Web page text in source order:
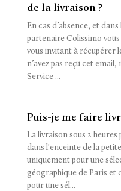
de la livraison ?
En cas d’absence, et
partenaire Colissimo
vous invitant à récupérer
n’avez pas reçu cet
Service ...
Puis-je me faire
La livraison sous 2
dans l'enceinte de la
uniquement pour une
géographique de Paris et
pour une sél...